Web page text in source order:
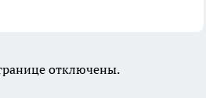
отключены.